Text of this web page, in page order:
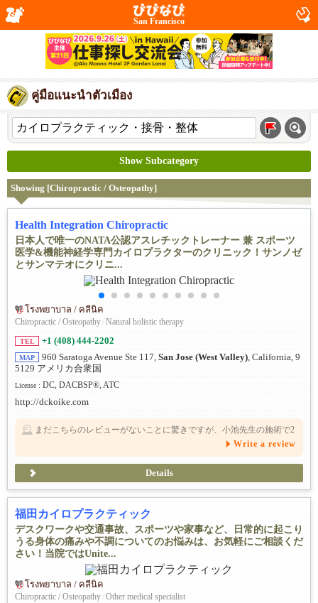
San Francisco
คู่มือแนะนำตัวเมือง
Show Subcategory
Showing [Chiropractic / Osteopathy]
Health Integration Chiropractic
日本人で唯一のNATA公認アスレチックトレーナー 兼 スポーツ
医学&機能神経学専門カイロプラクターのクリニック！サンノゼ
とサンマテオにクリニ...
โรงพยาบาล / คลีนิค
Chiropractic / Osteopathy/Natural holistic therapy
TEL +1 (408) 444-2202
MAP 960 Saratoga Avenue Ste 117, San Jose (West Valley), California, 9
5129 アメリカ合衆国
License : DC, DACBSP®, ATC
http://dckoike.com
まだこちらのレビューがないことに驚きですが、小池先生の施術で2
年近く続いていた原因不明の足の痺れが、一度の施術で消えまし
た。その他、腰の痛みなどでもお世話になりました。信頼できる先
生です。
Write a review
Details
福田カイロプラクティック
デスクワークや交通事故、スポーツや家事など、日常的に起こり
うる身体の痛みや不調についてのお悩みは、お気軽にご相談くだ
さい！当院ではUnite...
โรงพยาบาล / คลีนิค
Chiropractic / Osteopathy/Other medical specialist